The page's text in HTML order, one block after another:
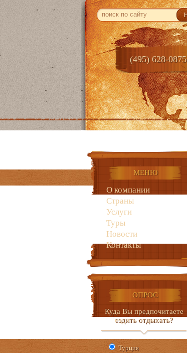
(495) 628-0875
МЕНЮ
О компании
Страны
Услуги
Туры
Новости
Контакты
ОПРОС
Куда Вы предпочитаете
ездить отдыхать?
Турция